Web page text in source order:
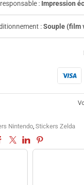
: Impression
:Souple (film
Nintendo, Stickers Zelda